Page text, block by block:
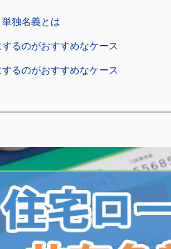
独名義とは
るのがおすすめなケース
るのがおすすめなケース